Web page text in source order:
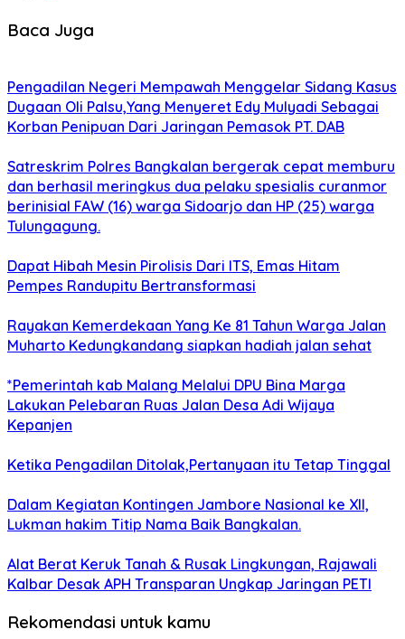
Baca Juga
Pengadilan Negeri Mempawah Menggelar Sidang Kasus
Dugaan Oli Palsu,Yang Menyeret Edy Mulyadi Sebagai
Korban Penipuan Dari Jaringan Pemasok PT. DAB
Satreskrim Polres Bangkalan bergerak cepat memburu
dan berhasil meringkus dua pelaku spesialis curanmor
berinisial FAW (16) warga Sidoarjo dan HP (25) warga
Tulungagung.
Dapat Hibah Mesin Pirolisis Dari ITS, Emas Hitam
Pempes Randupitu Bertransformasi
Rayakan Kemerdekaan Yang Ke 81 Tahun Warga Jalan
Muharto Kedungkandang siapkan hadiah jalan sehat
*Pemerintah kab Malang Melalui DPU Bina Marga
Lakukan Pelebaran Ruas Jalan Desa Adi Wijaya
Kepanjen
Ketika Pengadilan Ditolak,Pertanyaan itu Tetap Tinggal
Dalam Kegiatan Kontingen Jambore Nasional ke XII,
Lukman hakim Titip Nama Baik Bangkalan.
Alat Berat Keruk Tanah & Rusak Lingkungan, Rajawali
Kalbar Desak APH Transparan Ungkap Jaringan PETI
Rekomendasi untuk kamu